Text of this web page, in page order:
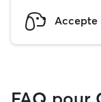
Accepte